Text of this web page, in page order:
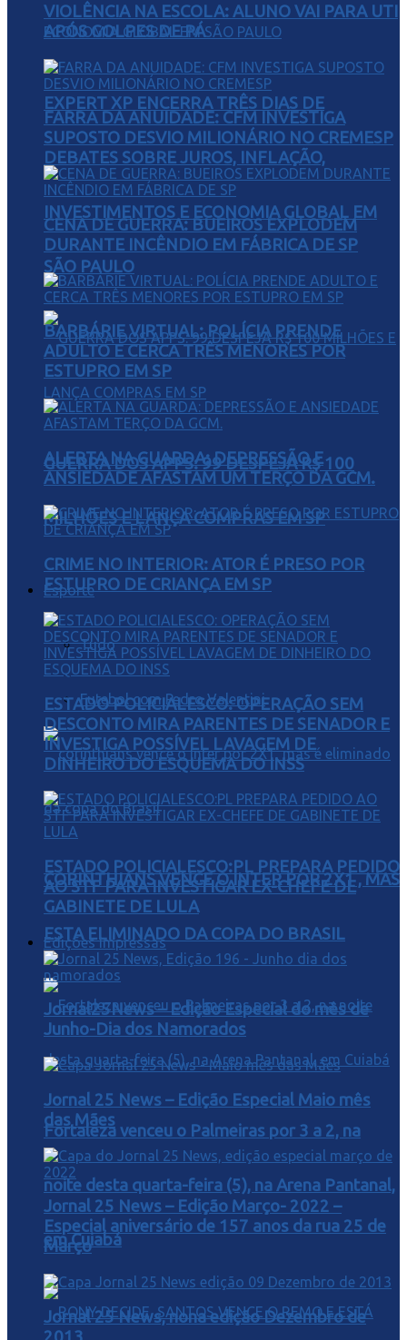
EXPERT XP ENCERRA TRÊS DIAS DE
DEBATES SOBRE JUROS, INFLAÇÃO,
INVESTIMENTOS E ECONOMIA GLOBAL EM
SÃO PAULO
GUERRA DOS APPS: 99 DESPEJA R$ 100
MILHÕES E LANÇA COMPRAS EM SP
Esporte
Tudo
Futebol com Pedro Valentini
CORINTHIANS VENCE O INTER POR 2X1 , MAS
ESTA ELIMINADO DA COPA DO BRASIL
Fortaleza venceu o Palmeiras por 3 a 2, na
noite desta quarta-feira (5), na Arena Pantanal,
em Cuiabá
VIOLÊNCIA NA ESCOLA: ALUNO VAI PARA UTI
APÓS GOLPES DE PÁ
FARRA DA ANUIDADE: CFM INVESTIGA
SUPOSTO DESVIO MILIONÁRIO NO CREMESP
CENA DE GUERRA: BUEIROS EXPLODEM
DURANTE INCÊNDIO EM FÁBRICA DE SP
BARBÁRIE VIRTUAL: POLÍCIA PRENDE
ADULTO E CERCA TRÊS MENORES POR
ESTUPRO EM SP
ALERTA NA GUARDA: DEPRESSÃO E
ANSIEDADE AFASTAM UM TERÇO DA GCM.
CRIME NO INTERIOR: ATOR É PRESO POR
ESTUPRO DE CRIANÇA EM SP
ESTADO POLICIALESCO: OPERAÇÃO SEM
DESCONTO MIRA PARENTES DE SENADOR E
INVESTIGA POSSÍVEL LAVAGEM DE
DINHEIRO DO ESQUEMA DO INSS
ESTADO POLICIALESCO:PL PREPARA PEDIDO
AO STF PARA INVESTIGAR EX-CHEFE DE
GABINETE DE LULA
Edições Impressas
Jornal25News – Edição Especial do mês de
Junho-Dia dos Namorados
Jornal 25 News – Edição Especial Maio mês
das Mães
Jornal 25 News – Edição Março- 2022 –
Especial aniversário de 157 anos da rua 25 de
Março
Jornal 25 News, nona edição Dezembro de